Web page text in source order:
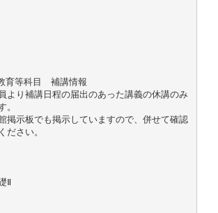
育等科目 補講情報
より補講日程の届出のあった講義の休講のみ
。
掲示板でも掲示していますので、併せて確認
ださい。
Ⅱ